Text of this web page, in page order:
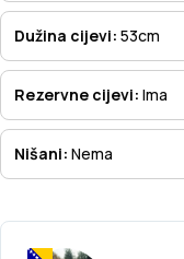
Dužina cijevi: 53cm
Rezervne cijevi: Ima
Nišani: Nema